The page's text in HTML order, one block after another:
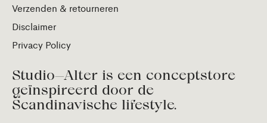
Verzenden & retourneren
Disclaimer
Privacy Policy
Studio—Alter is een conceptstore
geïnspireerd door de
Scandinavische lifestyle.